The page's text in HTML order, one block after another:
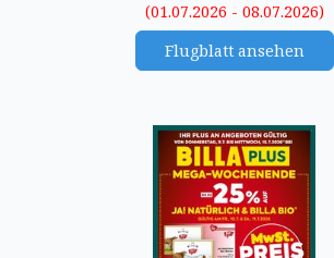
(01.07.2026 - 08.07.2026)
Flugblatt ansehen